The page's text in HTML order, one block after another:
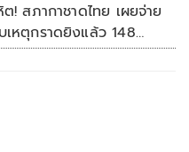
! สภากาชาดไทย เผยจ่าย
เหตุกราดยิงแล้ว 148